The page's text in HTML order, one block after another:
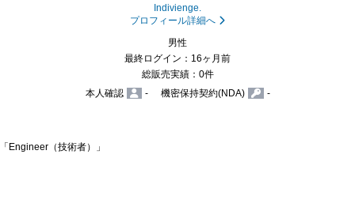
Indivienge.
プロフィール詳細へ
男性
最終ログイン：16ヶ月前
総販売実績：0件
本人確認
- 機密保持契約(NDA) -
Engineer（技術者）」